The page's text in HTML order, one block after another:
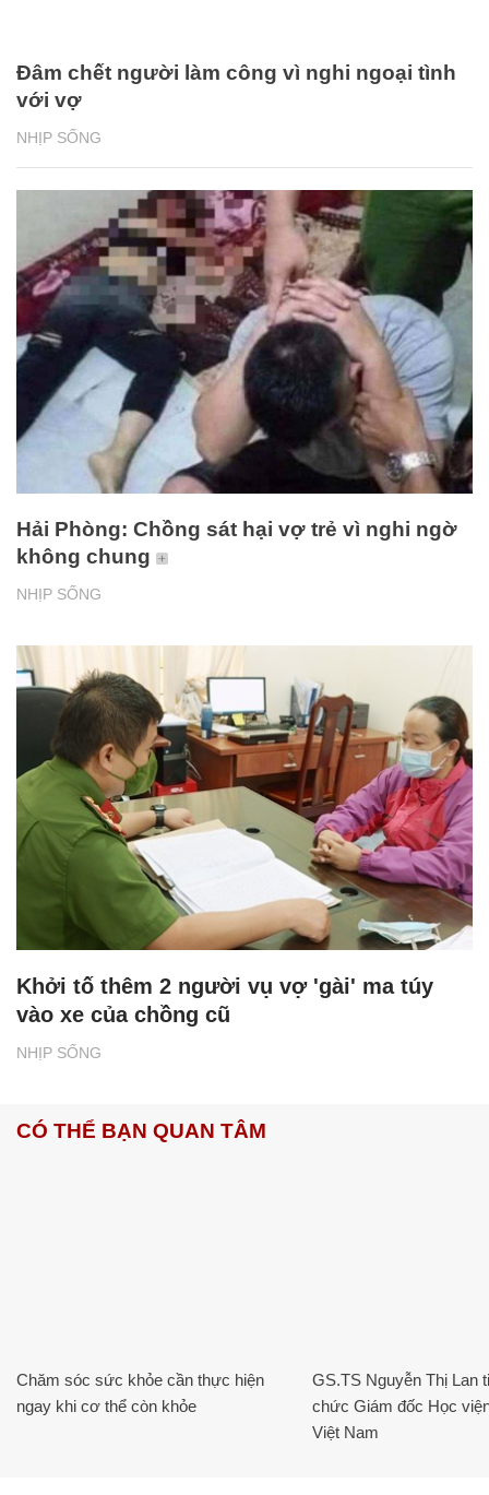
NHỊP SỐNG
Đâm chết người làm công vì nghi ngoại tình
với vợ
NHỊP SỐNG
Hải Phòng: Chồng sát hại vợ trẻ vì nghi ngờ
không chung
NHỊP SỐNG
Khởi tố thêm 2 người vụ vợ 'gài' ma túy
vào xe của chồng cũ
CÓ THỂ BẠN QUAN TÂM
Chăm sóc sức khỏe cần thực hiện
ngay khi cơ thể còn khỏe
GS.TS Nguyễn Thị Lan
chức Giám đốc Học
Việt Nam